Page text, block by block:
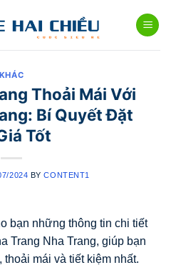
KHÁC
Thoải Mái Với
Bí Quyết Đặt
Tốt
2024 BYCONTENT1
bạn những thông tin chi tiết
Trang Nha Trang, giúp bạn
mái và tiết kiệm nhất.